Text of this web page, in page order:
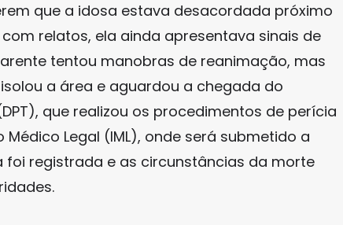
que a idosa estava desacordada próximo
relatos, ela ainda apresentava sinais de
tentou manobras de reanimação, mas
a área e aguardou a chegada do
que realizou os procedimentos de perícia
Legal (IML), onde será submetido a
foi registrada e as circunstâncias da morte